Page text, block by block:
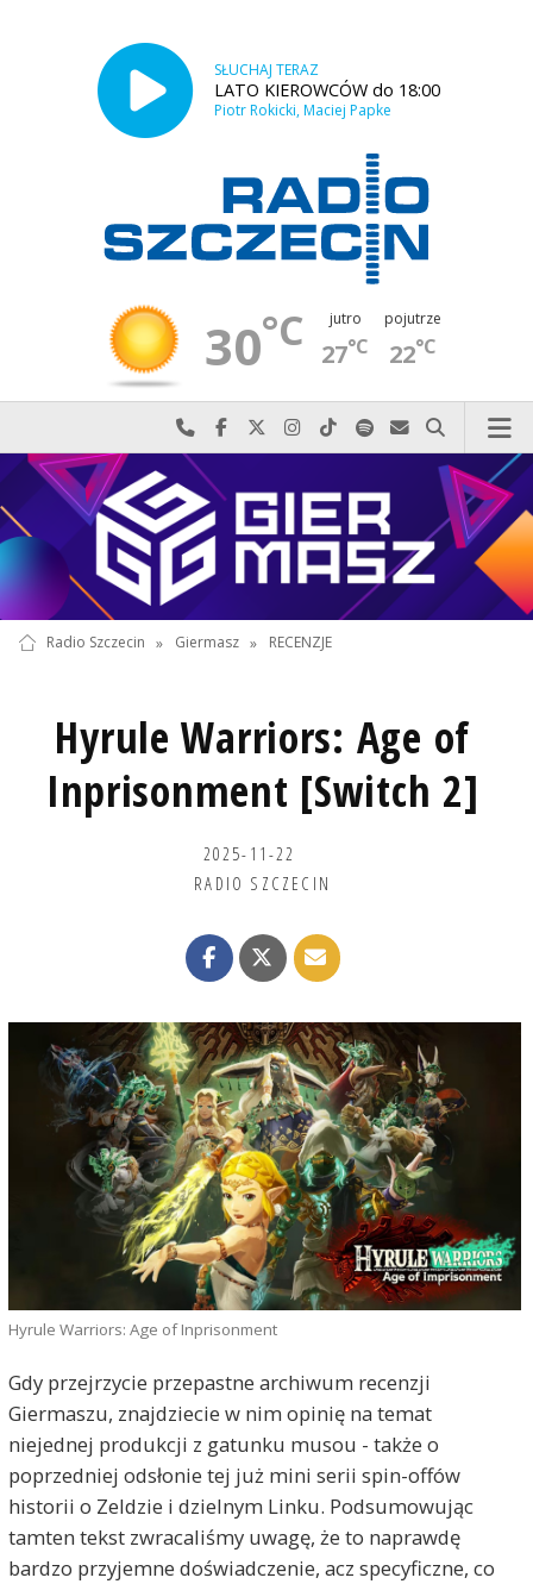
SŁUCHAJ TERAZ
LATO KIEROWCÓW do 18:00
Piotr Rokicki, Maciej Papke
30°C jutro
27°C
pojutrze
22°C
Najlepiej po prostu do nas zadzwoń
Odwiedź nas na Facebook-u
Odwiedź nas na X
Odwiedź nas na Instagram-ie
Odwiedź nas na TikTok-u
Szukaj nas na Spotify
Wyślij do nas
Szukaj
Radio Szczecin » Giermasz » RECENZJE
Hyrule Warriors: Age of
Inprisonment [Switch 2]
2025-11-22
RADIO SZCZECIN
Hyrule Warriors: Age of Inprisonment
Gdy przejrzycie przepastne archiwum recenzji
Giermaszu, znajdziecie w nim opinię na temat
niejednej produkcji z gatunku musou - także o
poprzedniej odsłonie tej już mini serii spin-offów
historii o Zeldzie i dzielnym Linku. Podsumowując
tamten tekst zwracaliśmy uwagę, że to naprawdę
bardzo przyjemne doświadczenie, acz specyficzne, co